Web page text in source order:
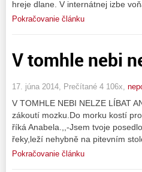
hreje dlane. V internátnej izbe
Pokračovanie článku
V tomhle nebi
17. júna 2014, Prečítané 4 106x,
V TOMHLE NEBI NELZE LÍBAT
zákoutí mozku.Do morku kostí
říká Anabela.,,-Jsem tvoje
řeky,leží nehybně na pitevním
Pokračovanie článku